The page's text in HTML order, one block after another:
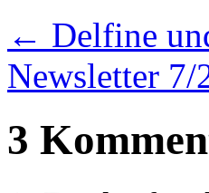
← Delfine
Newsletter 7/
3